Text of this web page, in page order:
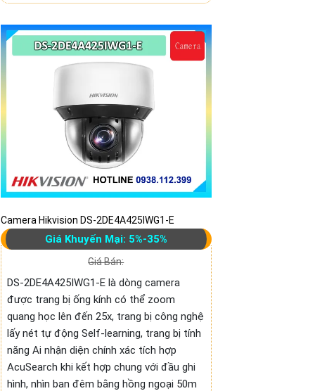
Camera Hikvision DS-2DE4A425IWG1-E
Giá Khuyến Mại: 5%-35%
Giá Bán:
DS-2DE4A425IWG1-E là dòng camera
được trang bị ống kính có thể zoom
quang học lên đến 25x, trang bị công nghệ
lấy nét tự động Self-learning, trang bị tính
năng Ai nhận diện chính xác tích hợp
AcuSearch khi kết hợp chung với đầu ghi
hình, nhìn ban đêm bằng hồng ngoại 50m